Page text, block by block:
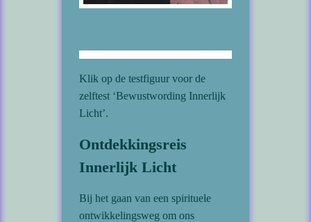
Klik op de testfiguur voor de
zelftest ‘Bewustwording Innerlijk
Licht’.
Ontdekkingsreis
Innerlijk Licht
Bij het gaan van een spirituele
ontwikkelingsweg om ons